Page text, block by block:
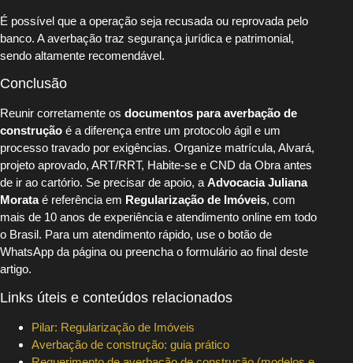
É possível que a operação seja recusada ou reprovada pelo
banco. A averbação traz segurança jurídica e patrimonial,
sendo altamente recomendável.
Conclusão
Reunir corretamente os documentos para averbação de
construção é a diferença entre um protocolo ágil e um
processo travado por exigências. Organize matrícula, Alvará,
projeto aprovado, ART/RRT, Habite-se e CND da Obra antes
de ir ao cartório. Se precisar de apoio, a Advocacia Juliana
Morataé referência em Regularização de Imóveis, com
mais de 10 anos de experiência e atendimento online em todo
o Brasil. Para um atendimento rápido, use o botão de
WhatsApp da página ou preencha o formulário ao final deste
artigo.
Links úteis e conteúdos relacionados
Pilar: Regularização de Imóveis
Averbação de construção: guia prático